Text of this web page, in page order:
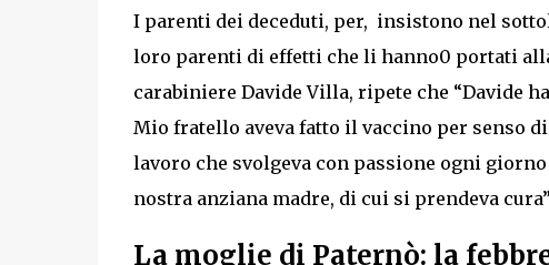
I parenti dei deceduti, per, insistono nel
loro parenti di effetti che li hanno0 portati
carabiniere Davide Villa, ripete che “Davide
Mio fratello aveva fatto il vaccino per senso
lavoro che svolgeva con passione ogni
nostra anziana madre, di cui si prendeva
La moglie di Paternò: la